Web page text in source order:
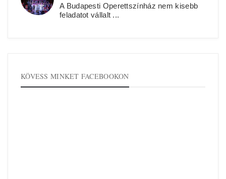
A Budapesti Operettszínház nem kisebb
feladatot vállalt ...
KÖVESS MINKET FACEBOOKON